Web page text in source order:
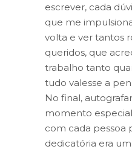
escrever, cada
que me
volta e ver tantos
queridos, que
trabalho tanto
tudo valesse a
No final,
momento
com cada pessoa
dedicatória era